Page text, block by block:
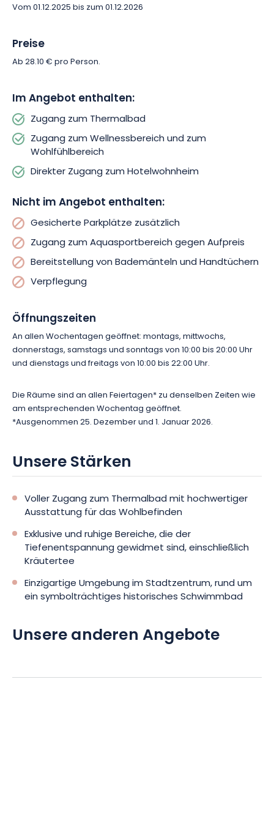
unvergessliche Wellness-Auszeit in Nancy Thermal.
Vom 01.12.2025 bis zum 01.12.2026
Preise
Ab 28.10 € pro Person.
Im Angebot enthalten:
Zugang zum Thermalbad
Zugang zum Wellnessbereich und zum
Wohlfühlbereich
Direkter Zugang zum Hotelwohnheim
Nicht im Angebot enthalten:
Gesicherte Parkplätze zusätzlich
Zugang zum Aquasportbereich gegen Aufpreis
Bereitstellung von Bademänteln und Handtüchern
Verpflegung
Öffnungszeiten
An allen Wochentagen geöffnet: montags, mittwochs,
donnerstags, samstags und sonntags von 10:00 bis 20:00 Uhr
und dienstags und freitags von 10:00 bis 22:00 Uhr.
Die Räume sind an allen Feiertagen* zu denselben Zeiten wie
am entsprechenden Wochentag geöffnet.
*Ausgenommen 25. Dezember und 1. Januar 2026.
Unsere Stärken
Voller Zugang zum Thermalbad mit hochwertiger
Ausstattung für das Wohlbefinden
Exklusive und ruhige Bereiche, die der
Tiefenentspannung gewidmet sind, einschließlich
Kräutertee
Einzigartige Umgebung im Stadtzentrum, rund um
ein symbolträchtiges historisches Schwimmbad
Unsere anderen Angebote